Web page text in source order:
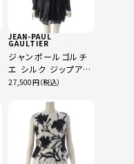
JEAN-PAUL
GAULTIER
ジャンポールゴルチ
エ シルク ジップアッ
プ ギャザーデザイン
ラック 38
27,500